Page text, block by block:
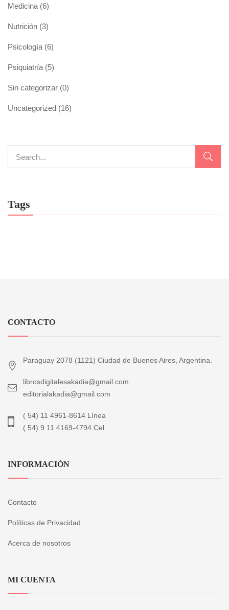
Medicina (6)
Nutrición (3)
Psicología (6)
Psiquiatría (5)
Sin categorizar (0)
Uncategorized (16)
Tags
CONTACTO
Paraguay 2078 (1121) Ciudad de Buenos Aires, Argentina.
librosdigitalesakadia@gmail.com
editorialakadia@gmail.com
( 54) 11 4961-8614 Línea
( 54) 9 11 4169-4794 Cel.
INFORMACIÓN
Contacto
Políticas de Privacidad
Acerca de nosotros
MI CUENTA